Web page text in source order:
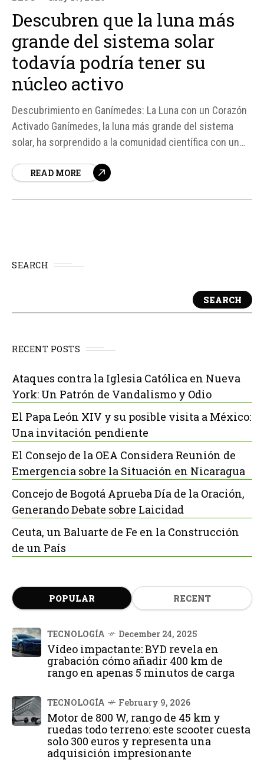
Descubren que la luna más
grande del sistema solar
todavía podría tener su
núcleo activo
Descubrimiento en Ganímedes: La Luna con un Corazón
Activado Ganímedes, la luna más grande del sistema
solar, ha sorprendido a la comunidad científica con un
comprensión sobre su formación y evolución. Según un
READ MORE
SEARCH
SEARCH
RECENT POSTS
Ataques contra la Iglesia Católica en Nueva
York: Un Patrón de Vandalismo y Odio
El Papa León XIV y su posible visita a México:
Una invitación pendiente
El Consejo de la OEA Considera Reunión de
Emergencia sobre la Situación en Nicaragua
Concejo de Bogotá Aprueba Día de la Oración,
Generando Debate sobre Laicidad
Ceuta, un Baluarte de Fe en la Construcción
de un País
POPULAR RECENT
TECNOLOGÍA December 24, 2025
Vídeo impactante: BYD revela en
grabación cómo añadir 400 km de
rango en apenas 5 minutos de carga
TECNOLOGÍA February 9, 2026
Motor de 800 W, rango de 45 km y
ruedas todo terreno: este scooter cuesta
solo 300 euros y representa una
adquisición impresionante